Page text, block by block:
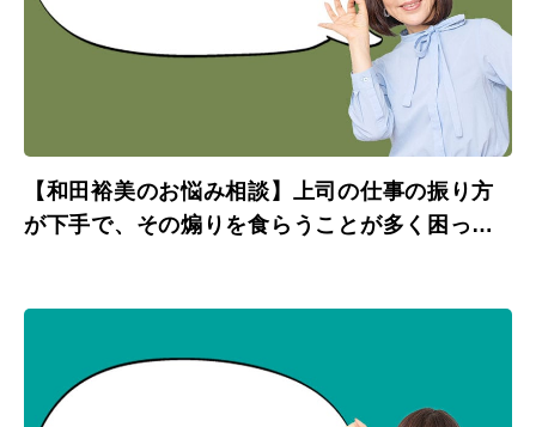
【和田裕美のお悩み相談】上司の仕事の振り方
が下手で、その煽りを食らうことが多く困って